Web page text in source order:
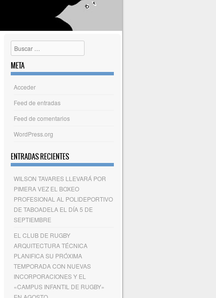
Buscar
META
Acceder
Feed de entradas
Feed de comentarios
WordPress.org
ENTRADAS RECIENTES
WILSON TAVARES LLEVARÁ POR
PIMERA VEZ EL BOXEO
PROFESIONAL AL POLIDEPORTIVO
DE TABOADELA EL DÍA 5 DE
SEPTIEMBRE
EL CLUB DE RUGBY
ARQUITECTURA TÉCNICA
PLANIFICA SU PRÓXIMA
TEMPORADA CON NUEVAS
INCORPORACIONES Y EL
«CAMPUS INFANTIL DE RUGBY»